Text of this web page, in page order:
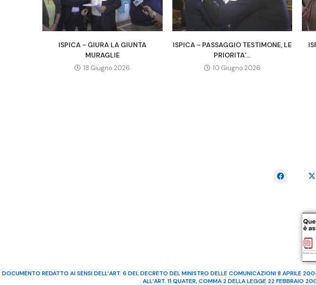
ISPICA - GIURA LA GIUNTA
MURAGLIE
18 Giugno 2026
ISPICA - PASSAGGIO TESTIMONE, LE
PRIORITA’...
10 Giugno 2026
DOCUMENTO REDATTO AI SENSI DELL’ART. 6 DEL DECRETO DEL MINISTRO DELLE COMUNICAZIONI 8 APRILE
ALL’ART. 11 QUATER, COMMA 2 DELLA LEGGE 22 FEBBRAIO